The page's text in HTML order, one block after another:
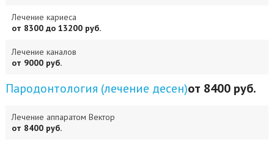
Лечение кариеса
от 8300 до 13200 руб.
Лечение каналов
от 9000 руб.
Пародонтология (лечение десен)от 8400 руб.
Лечение аппаратом Вектор
от 8400 руб.